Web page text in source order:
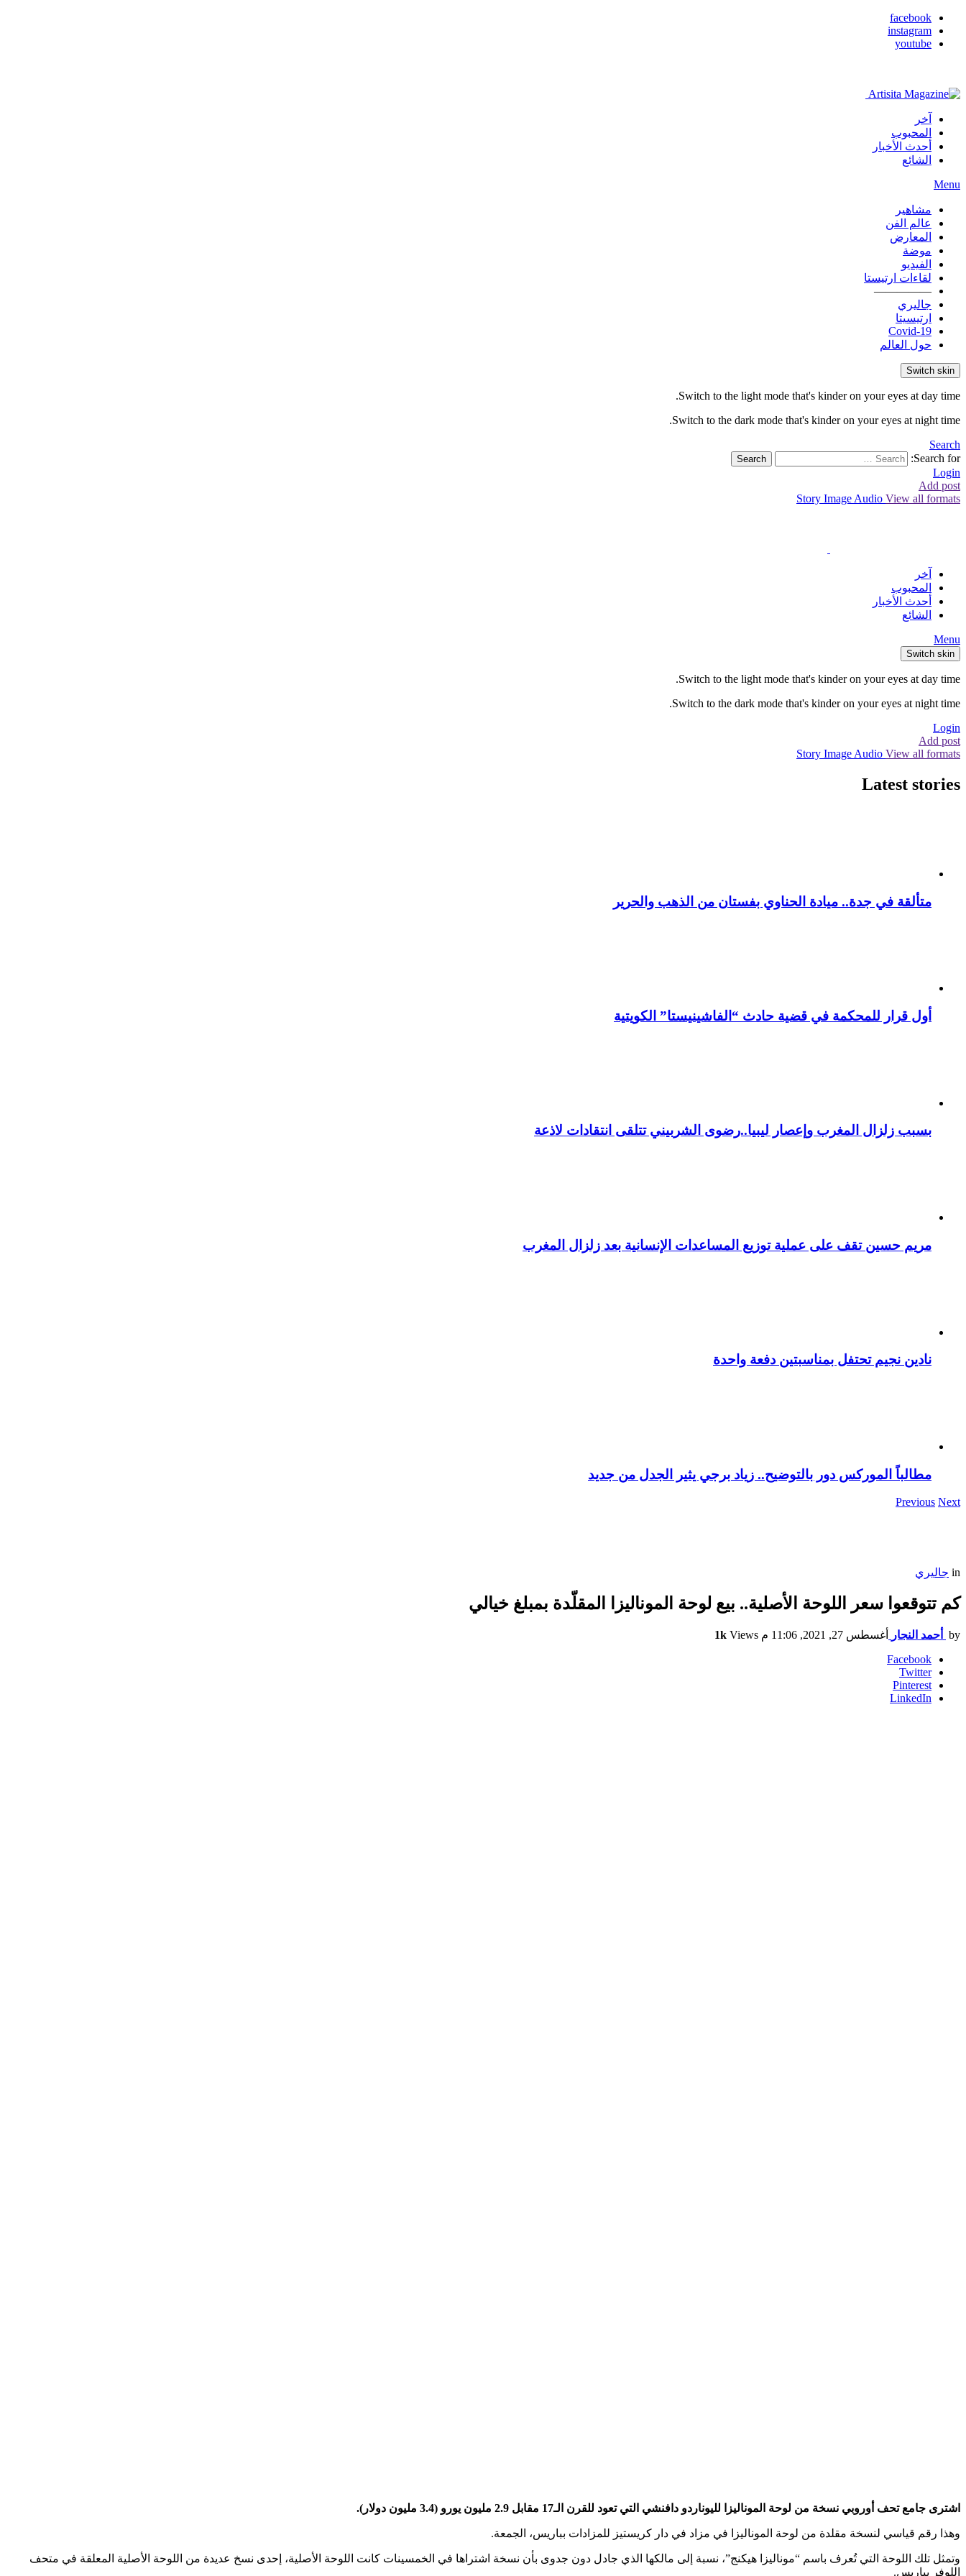
facebook
instagram
youtube
آخر
المحبوب
أحدث الأخبار
الشائع
Menu
مشاهير
عالم الفن
المعارض
موضة
الفيديو
لقاءات ارتيستا
—————
جاليري
ارتيسيتا
Covid-19
حول العالم
Switch skin
Switch to the light mode that's kinder on your eyes at day time.
Switch to the dark mode that's kinder on your eyes at night time.
Search
Search for:
Search
Login
Add post
Story Image Audio View all formats
آخر
المحبوب
أحدث الأخبار
الشائع
Menu
Switch skin
Switch to the light mode that's kinder on your eyes at day time.
Switch to the dark mode that's kinder on your eyes at night time.
Login
Add post
Story Image Audio View all formats
Latest stories
متألقة في جدة.. ميادة الحناوي بفستان من الذهب والحرير
أول قرار للمحكمة في قضية حادث “الفاشينيستا” الكويتية
بسبب زلزال المغرب وإعصار ليبيا..رضوى الشربيني تتلقى انتقادات لاذعة
مريم حسين تقف على عملية توزيع المساعدات الإنسانية بعد زلزال المغرب
نادين نجيم تحتفل بمناسبتين دفعة واحدة
مطالباً الموركس دور بالتوضيح.. زياد برجي يثير الجدل من جديد
Previous Next
in جاليري
كم تتوقعوا سعر اللوحة الأصلية.. بيع لوحة الموناليزا المقلّدة بمبلغ خيالي
by أحمد النجار أغسطس 27, 2021, 11:06 م 1k Views
Facebook
Twitter
Pinterest
LinkedIn
اشترى جامع تحف أوروبي نسخة من لوحة الموناليزا لليوناردو دافنشي التي تعود للقرن الـ17 مقابل 2.9 مليون يورو (3.4 مليون دولار).
وهذا رقم قياسي لنسخة مقلدة من لوحة الموناليزا في مزاد في دار كريستيز للمزادات بباريس، الجمعة.
وتمثل تلك اللوحة التي تُعرف باسم “موناليزا هيكنج”، نسبة إلى مالكها الذي جادل دون جدوى بأن نسخة اشتراها في الخمسينات كانت اللوحة الأصلية، إحدى نسخ عديدة من اللوحة الأصلية المعلقة في متحف
اللوفر بباريس.